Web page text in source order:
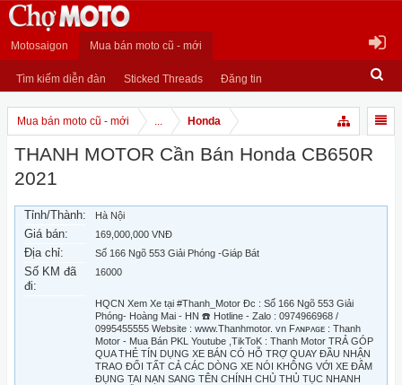
Motosaigon Mua bán moto cũ - mới
Tìm kiếm diễn đàn Sticked Threads Đăng tin
Mua bán moto cũ - mới ... Honda
THANH MOTOR Cần Bán Honda CB650R
2021
Tỉnh/Thành: Hà Nội
Giá bán: 169,000,000 VNĐ
Địa chỉ: Số 166 Ngõ 553 Giải Phóng -Giáp Bát
Số KM đã
đi:
16000
HQCN Xem Xe tại #Thanh_Motor Đc : Số 166 Ngõ 553 Giải
Phóng- Hoàng Mai - HN ☎️ Hotline - Zalo : 0974966968 /
0995455555 Website : www.Thanhmotor. vn Fᴀɴᴘᴀɢᴇ : Thanh
Motor - Mua Bán PKL Youtube ,TikToK : Thanh Motor TRẢ GÓP
QUA THẺ TÍN DỤNG XE BÁN CÓ HỖ TRỢ QUAY ĐẦU NHẬN
TRAO ĐỔI TẤT CẢ CÁC DÒNG XE NÓI KHÔNG VỚI XE ĐÂM
ĐỤNG TAI NẠN SANG TÊN CHÍNH CHỦ THỦ TỤC NHANH